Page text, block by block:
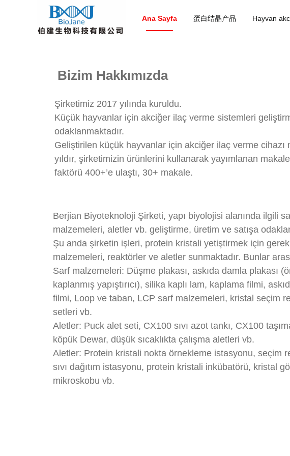
Ana Sayfa 蛋白结晶产品 Hayvan
Bizim Hakkımızda
Şirketimiz 2017 yılında kuruldu.
Küçük hayvanlar için akciğer ilaç verme sistemleri
odaklanmaktadır.
Geliştirilen küçük hayvanlar için akciğer ilaç verme cihazı
yıldır, şirketimizin ürünlerini kullanarak yayımlanan
faktörü 400+’e ulaştı, 30+ makale.
Berjian Biyoteknoloji Şirketi, yapı biyolojisi alanında ilgili
malzemeleri, aletler vb. geliştirme, üretim ve satışa
Şu anda şirketin işleri, protein kristali yetiştirmek için
malzemeleri, reaktörler ve aletler sunmaktadır. Bunlar
Sarf malzemeleri: Düşme plakası, askıda damla plakası
kaplanmış yapıştırıcı), silika kaplı lam, kaplama filmi,
filmi, Loop ve taban, LCP sarf malzemeleri, kristal seçim
setleri vb.
Aletler: Puck alet seti, CX100 sıvı azot tankı, CX100
köpük Dewar, düşük sıcaklıkta çalışma aletleri vb.
Aletler: Protein kristali nokta örnekleme istasyonu, seçim
sıvı dağıtım istasyonu, protein kristali inkübatörü, kristal
mikroskobu vb.